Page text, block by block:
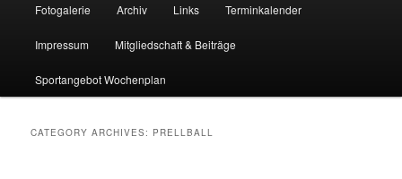
Fotogalerie Archiv Links Terminkalender
Impressum Mitgliedschaft & Beiträge
Sportangebot Wochenplan
CATEGORY ARCHIVES: PRELLBALL